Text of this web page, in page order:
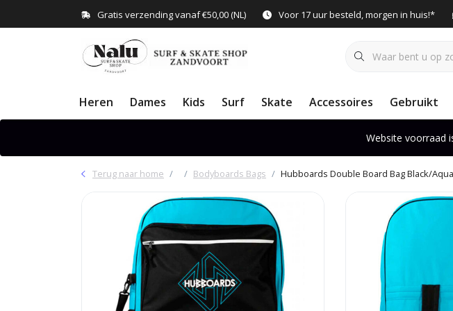
Gratis verzending vanaf €50,00 (NL) Voor 17 uur besteld, morgen in huis!*
Heren Dames Kids Surf Skate Accessoires Gebruikt
Website voorraad
Terug naar home Bodyboards Bags Hubboards Double Board Bag Black/Aqua